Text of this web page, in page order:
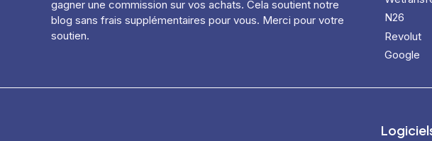
gagner une commission sur vos achats. Cela soutient notre
blog sans frais supplémentaires pour vous. Merci pour votre
soutien.
N26
Revolut
Google